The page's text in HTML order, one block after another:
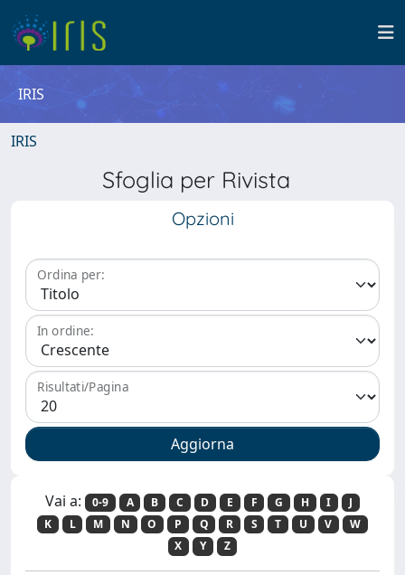
IRIS
IRIS
Sfoglia per Rivista
Opzioni
Ordina per:
In ordine:
Risultati/Pagina
Vai a: 0-9 A B C D E F G H I
J
K
L M N O P Q R S T U V
W
X
Y Z